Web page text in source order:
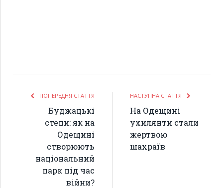
ПОПЕРЕДНЯ СТАТТЯ
Буджацькі
степи: як на
Одещині
створюють
національний
парк під час
війни?
НАСТУПНА СТАТТЯ
На Одещині
ухилянти стали
жертвою
шахраїв